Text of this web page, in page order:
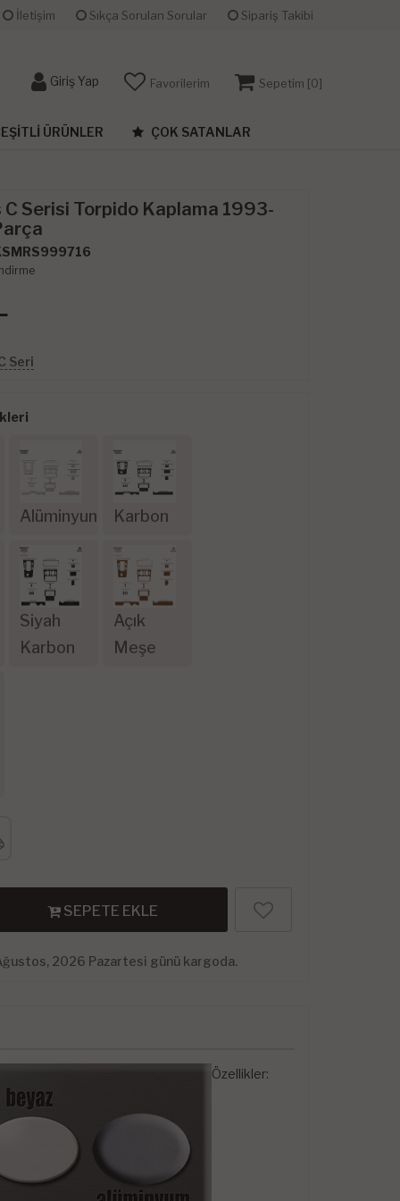
İletişim Sıkça Sorulan Sorular Sipariş Takibi
Giriş Yap Favorilerim Sepetim [0]
ÜRÜNLER ÇOK SATANLAR
Serisi Torpido Kaplama 1993-
Seri
Alüminyum Karbon
Siyah
Karbon
Açık
Meşe
SEPETE EKLE
2026 Pazartesi günü kargoda.
Özellikler: